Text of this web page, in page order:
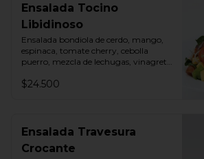
Ensalada Tocino
Libidinoso
Ensalada bondiola de cerdo, mango,
espinaca, tomate cherry, cebolla
puerro, mezcla de lechugas, vinagreta
$24.500
Ensalada Travesura
Crocante